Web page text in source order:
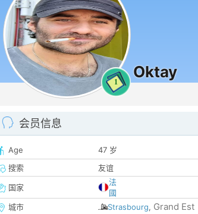
1
Oktay
会员信息
Age
47 岁
搜索
友谊
国家
法
國
城市
Strasbourg, Grand Est